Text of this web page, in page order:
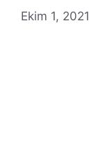
Ekim 1, 2021